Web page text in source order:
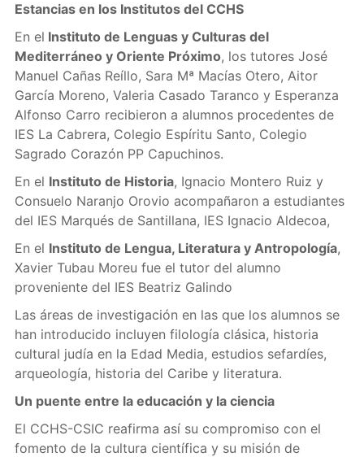
Estancias en los Institutos del CCHS
En el Instituto de Lenguas y Culturas del
Mediterráneo y Oriente Próximo, los tutores José
Manuel Cañas Reíllo, Sara Mª Macías Otero, Aitor
García Moreno, Valeria Casado Taranco y Esperanza
Alfonso Carro recibieron a alumnos procedentes de
IES La Cabrera, Colegio Espíritu Santo, Colegio
Sagrado Corazón PP Capuchinos.
En el Instituto de Historia, Ignacio Montero Ruiz y
Consuelo Naranjo Orovio acompañaron a estudiantes
del IES Marqués de Santillana, IES Ignacio Aldecoa,
En el Instituto de Lengua, Literatura y Antropología,
Xavier Tubau Moreu fue el tutor del alumno
proveniente del IES Beatriz Galindo
Las áreas de investigación en las que los alumnos se
han introducido incluyen filología clásica, historia
cultural judía en la Edad Media, estudios sefardíes,
arqueología, historia del Caribe y literatura.
Un puente entre la educación y la ciencia
El CCHS-CSIC reafirma así su compromiso con el
fomento de la cultura científica y su misión de